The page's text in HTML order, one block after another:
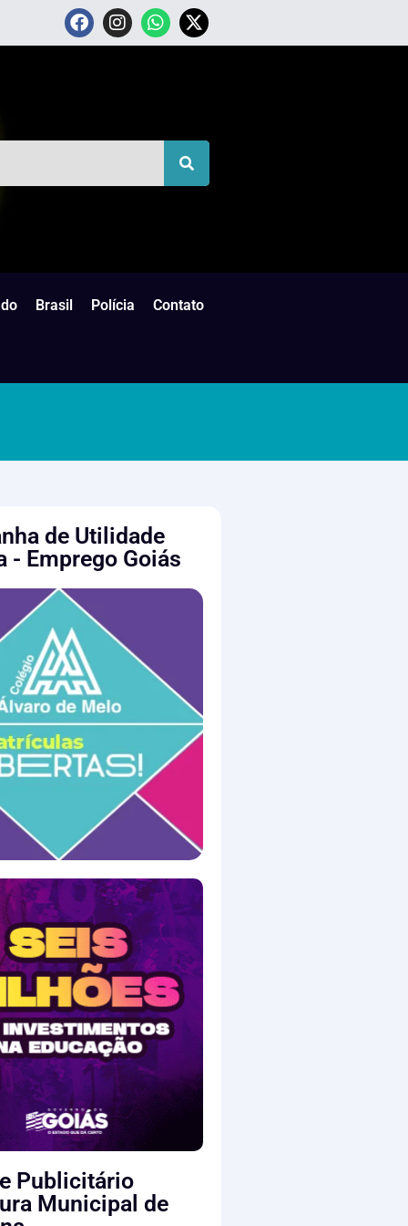
Brasil Polícia Contato
de Utilidade
- Emprego Goiás
Publicitário
Municipal de